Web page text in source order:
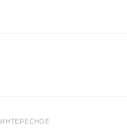
ИНТЕРЕСНОЕ